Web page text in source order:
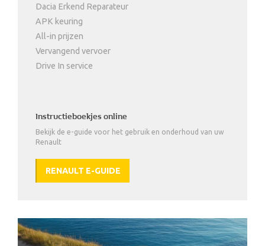
Dacia Erkend Reparateur
APK keuring
All-in prijzen
Vervangend vervoer
Drive In service
Instructieboekjes online
Bekijk de e-guide voor het gebruik en onderhoud van uw
Renault
RENAULT E-GUIDE